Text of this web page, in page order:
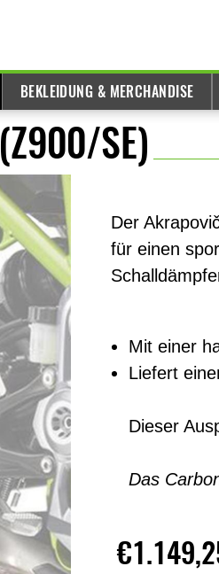
BEKLEIDUNG & MERCHANDISE
SE)
Der
für einen
Mit einer
Liefert
Dieser
Das